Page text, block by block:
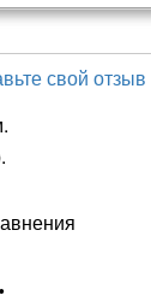
свой отзыв